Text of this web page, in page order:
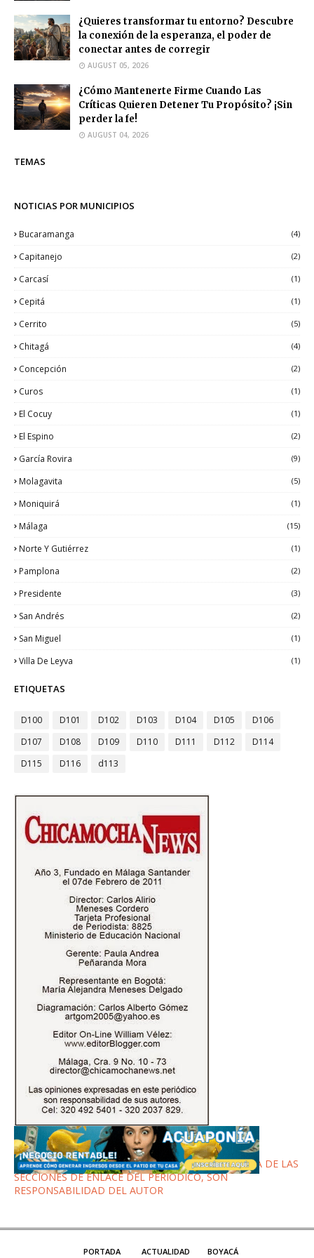
¿Quieres transformar tu entorno? Descubre
la conexión de la esperanza, el poder de
conectar antes de corregir
AUGUST 05, 2026
¿Cómo Mantenerte Firme Cuando Las
Críticas Quieren Detener Tu Propósito? ¡Sin
perder la fe!
AUGUST 04, 2026
TEMAS
NOTICIAS POR MUNICIPIOS
Bucaramanga (4)
Capitanejo (2)
Carcasí (1)
Cepitá (1)
Cerrito (5)
Chitagá (4)
Concepción (2)
Curos (1)
El Cocuy (1)
El Espino (2)
García Rovira (9)
Molagavita (5)
Moniquirá (1)
Málaga (15)
Norte Y Gutiérrez (1)
Pamplona (2)
Presidente (3)
San Andrés (2)
San Miguel (1)
Villa De Leyva (1)
ETIQUETAS
D100 D101 D102 D103 D104 D105
D106
D107
D108 D109 D110 D111 D112
D114
D115
D116 d113
LOS ESCRITOS DE LOS COLUMNISTAS EN CADA UNA DE LAS
SECCIONES DE ENLACE DEL PERIÓDICO, SON
RESPONSABILIDAD DEL AUTOR
PORTADA ACTUALIDAD BOYACÁ